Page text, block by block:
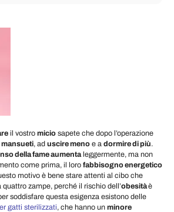
il vostro micio sapete che dopo l’operazione
mansueti, ad uscire meno e a dormire di più.
della fame aumenta leggermente, ma non
come prima, il loro fabbisogno energetico
motivo è bene stare attenti al cibo che
zampe, perché il rischio dell’obesitàè
soddisfare questa esigenza esistono delle
gatti sterilizzati, che hanno un minore